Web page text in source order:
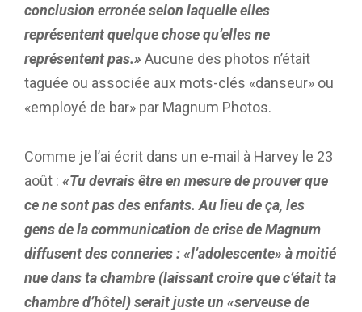
conclusion erronée selon laquelle elles
représentent quelque chose qu’elles ne
représentent pas.» Aucune des photos n’était
taguée ou associée aux mots-clés «danseur» ou
«employé de bar» par Magnum Photos.
Comme je l’ai écrit dans un e-mail à Harvey le 23
août : «Tu devrais être en mesure de prouver que
ce ne sont pas des enfants. Au lieu de ça, les
gens de la communication de crise de Magnum
diffusent des conneries : «l’adolescente» à moitié
nue dans ta chambre (laissant croire que c’était ta
chambre d’hôtel) serait juste un «serveuse de